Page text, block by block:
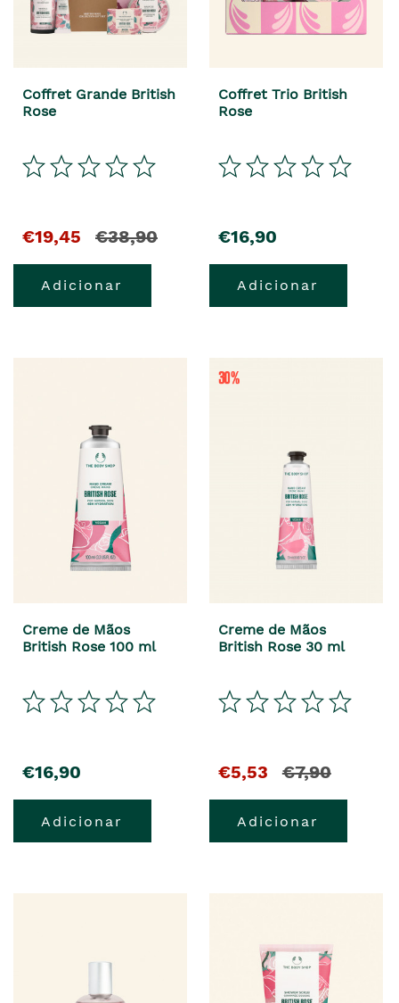
Coffret Grande British
Rose
€19,45 €38,90
Adicionar
Coffret Trio British
Rose
€16,90
Adicionar
Creme de Mãos
British Rose 100 ml
€16,90
Adicionar
Creme de Mãos
British Rose 30 ml
€5,53 €7,90
Adicionar